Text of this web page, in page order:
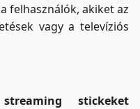
felhasználók, akiket az
vagy a televíziós
stickeket